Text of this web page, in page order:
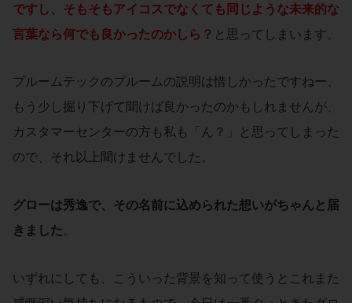
ですし、そもそもアイコスでなくても同じような未来的な
言葉なら何でも良かったのかしら？ と思ってしまいます。
プルームテックのプルームの説明は惜しかったですねー、
もう少し掘り下げて聞けば良かったのかもしれませんが、
カスタマーセンターの方も私も「ん？」と思ってしまった
ので、それ以上聞けませんでした。
グローは秀逸で、その名前に込められた想いがちゃんと届
きました
いずれにしても、こういった背景を知って使うとこれまた